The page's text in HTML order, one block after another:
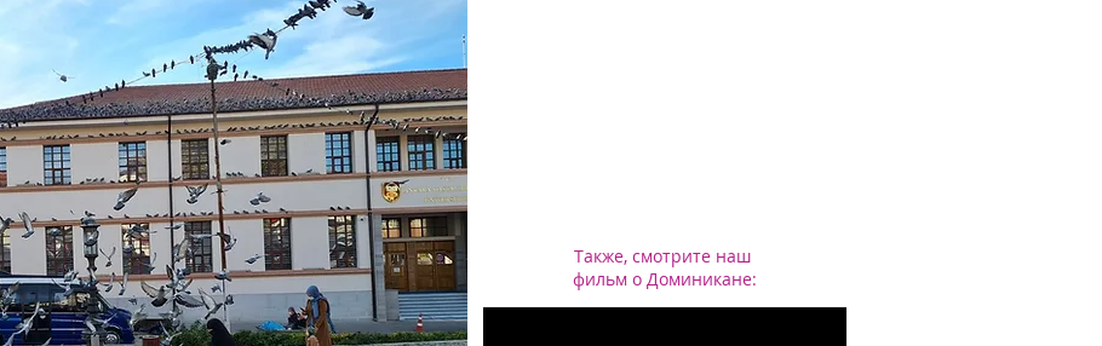
Также, смотрите наш
фильм о Доминикане: